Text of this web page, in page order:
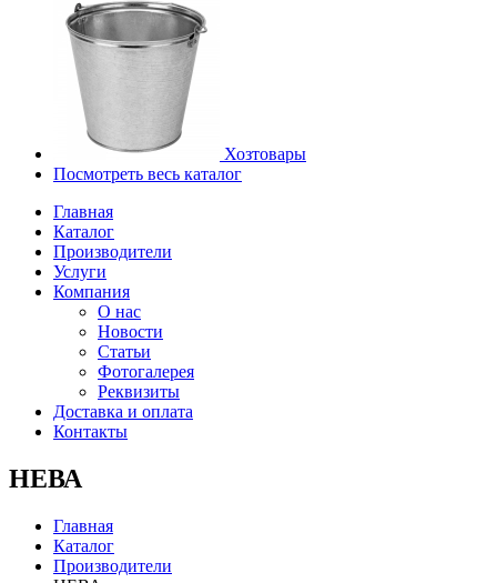
Хозтовары
Посмотреть весь каталог
Главная
Каталог
Производители
Услуги
Компания
О нас
Новости
Статьи
Фотогалерея
Реквизиты
Доставка и оплата
Контакты
НЕВА
Главная
Каталог
Производители